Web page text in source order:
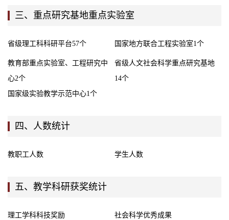
三、重点研究基地重点实验室
省级理工科科研平台57个 国家地方联合工程实验室1个
教育部重点实验室、工程研究中
心2个
省级人文社会科学重点研究基地
14个
国家级实验教学示范中心1个
四、人数统计
教职工人数 学生人数
五、教学科研获奖统计
理工学科科技奖励 社会科学优秀成果